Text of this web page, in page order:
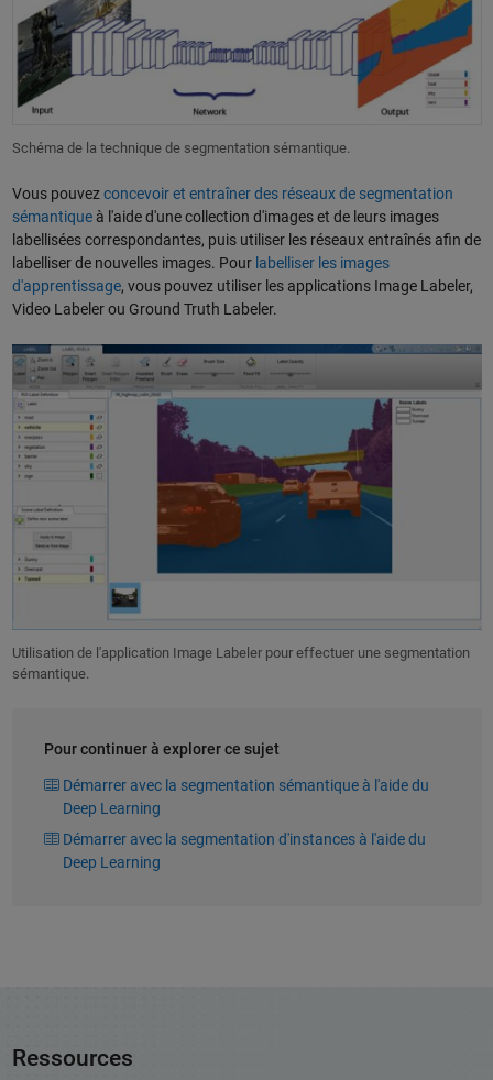
Schéma de la technique de segmentation sémantique.
Vous pouvezconcevoir et entraîner des réseaux de segmentation
sémantiqueà l'aide d'une collection d'images et de leurs images
labellisées correspondantes, puis utiliser les réseaux entraînés afin de
labelliser de nouvelles images. Pour labelliser les images
d'apprentissage, vous pouvez utiliser les applications Image Labeler,
Video Labeler ou Ground Truth Labeler.
Utilisation de l'application Image Labeler pour effectuer une segmentation
sémantique.
Pour continuer à explorer ce sujet
Démarrer avec la segmentation sémantique à l'aide du
Deep Learning
Démarrer avec la segmentation d'instances à l'aide du
Deep Learning
Ressources